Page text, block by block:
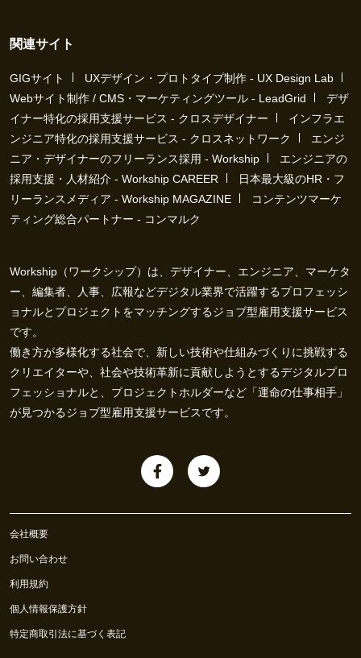
関連サイト
GIGサイト
UXデザイン・プロトタイプ制作 - UX Design Lab
Webサイト制作 / CMS・マーケティングツール - LeadGrid
デザ
イナー特化の採用支援サービス - クロスデザイナー
インフラエ
ンジニア特化の採用支援サービス - クロスネットワーク
エンジ
ニア・デザイナーのフリーランス採用 - Workship
エンジニアの
採用支援・人材紹介 - Workship CAREER
日本最大級のHR・フ
リーランスメディア - Workship MAGAZINE
コンテンツマーケ
ティング総合パートナー - コンマルク
Workship（ワークシップ）は、デザイナー、エンジニア、マーケタ
ー、編集者、人事、広報などデジタル業界で活躍するプロフェッシ
ョナルとプロジェクトをマッチングするジョブ型雇用支援サービス
です。
働き方が多様化する社会で、新しい技術や仕組みづくりに挑戦する
クリエイターや、社会や技術革新に貢献しようとするデジタルプロ
フェッショナルと、プロジェクトホルダーなど「運命の仕事相手」
が見つかるジョブ型雇用支援サービスです。
会社概要
お問い合わせ
利用規約
個人情報保護方針
特定商取引法に基づく表記